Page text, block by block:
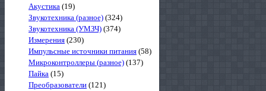
Акустика (19)
Звукотехника (разное) (324)
Звукотехника (УМЗЧ) (374)
Измерения (230)
Импульсные источники питания (58)
Микроконтроллеры (разное) (137)
Пайка (15)
Преобразователи (121)